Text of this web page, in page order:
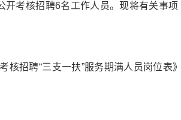
开考核招聘6名工作人员。现将有关事项
招聘“三支一扶”服务期满人员岗位表》